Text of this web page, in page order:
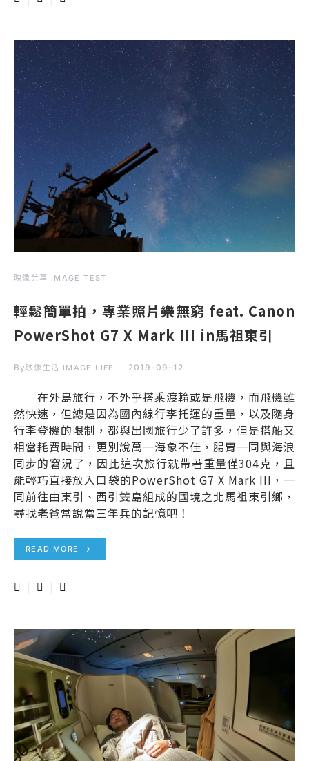
映像分享 IMAGE TEST
輕鬆簡單拍，專業照片樂無窮 feat. Canon
PowerShot G7 X Mark III in馬祖東引
By 映像生活 IMAGE LIFE 2019-09-12
在外島旅行，不外乎搭乘渡輪或是飛機，而飛機雖
然快速，但總是因為國內線行李托運的重量，以及隨身
行李登機的限制，都與出國旅行少了許多，但是搭船又
相當耗費時間，更別說萬一海象不佳，腸胃一同與海浪
同步的窘況了，因此這次旅行就帶著重量僅304克，且
能輕巧直接放入口袋的PowerShot G7 X Mark III，一
同前往由東引、西引雙島組成的國境之北馬祖東引鄉，
尋找老爸常說當三年兵的記憶吧！
READ MORE